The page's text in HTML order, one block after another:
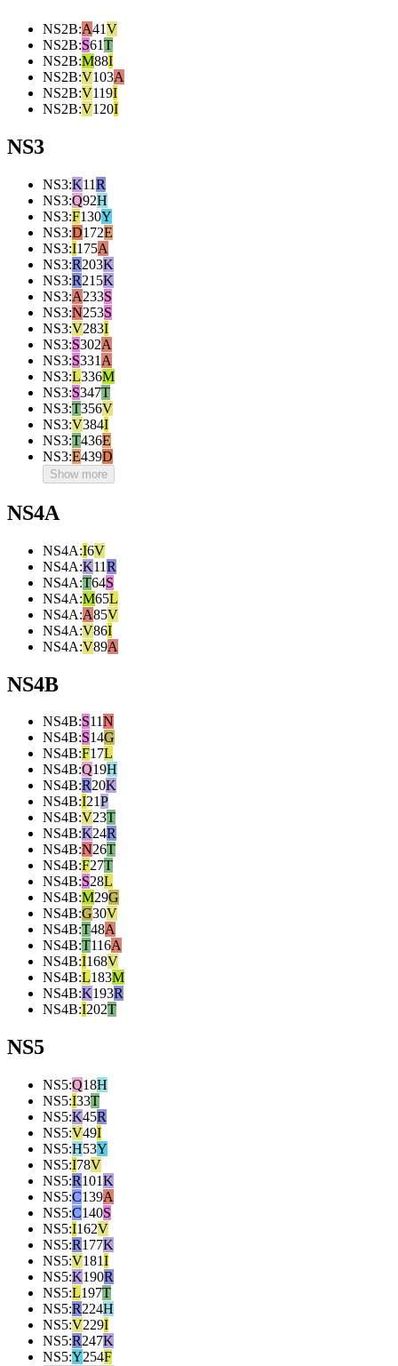
NS2B:A41V
NS2B:S61T
NS2B:M88I
NS2B:V103A
NS2B:V119I
NS2B:V120I
NS3
NS3:K11R
NS3:Q92H
NS3:F130Y
NS3:D172E
NS3:I175A
NS3:R203K
NS3:R215K
NS3:A233S
NS3:N253S
NS3:V283I
NS3:S302A
NS3:S331 A
NS3:L336M
NS3:S347T
NS3:T356V
NS3:V384I
NS3:T436E
NS3:E439D
Show more
NS4A
NS4A:I6V
NS4A:K11R
NS4A:T64S
NS4A:M65L
NS4A:A85V
NS4A:V86I
NS4A:V89A
NS4B
NS4B:S11N
NS4B:S14G
NS4B:F17L
NS4B:Q19H
NS4B:R20K
NS4B:I21P
NS4B:V23T
NS4B:K24R
NS4B:N26T
NS4B:F27T
NS4B:S28L
NS4B:M29G
NS4B:G30V
NS4B:T48A
NS4B:T116A
NS4B:I168V
NS4B:L183M
NS4B:K193R
NS4B:I202T
NS5
NS5:Q18H
NS5:I33T
NS5:K45R
NS5:V49I
NS5:H53Y
NS5:I78V
NS5:R101K
NS5:C139A
NS5:C140S
NS5:I162V
NS5:R177K
NS5:V181I
NS5:K190R
NS5:L197T
NS5:R224H
NS5:V229I
NS5:R247K
NS5:Y254F